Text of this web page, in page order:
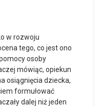
w rozwoju
tego, co jest ono
osoby
mówiąc, opiekun
osiągnięcia dziecka,
formułować
dalej niż jeden